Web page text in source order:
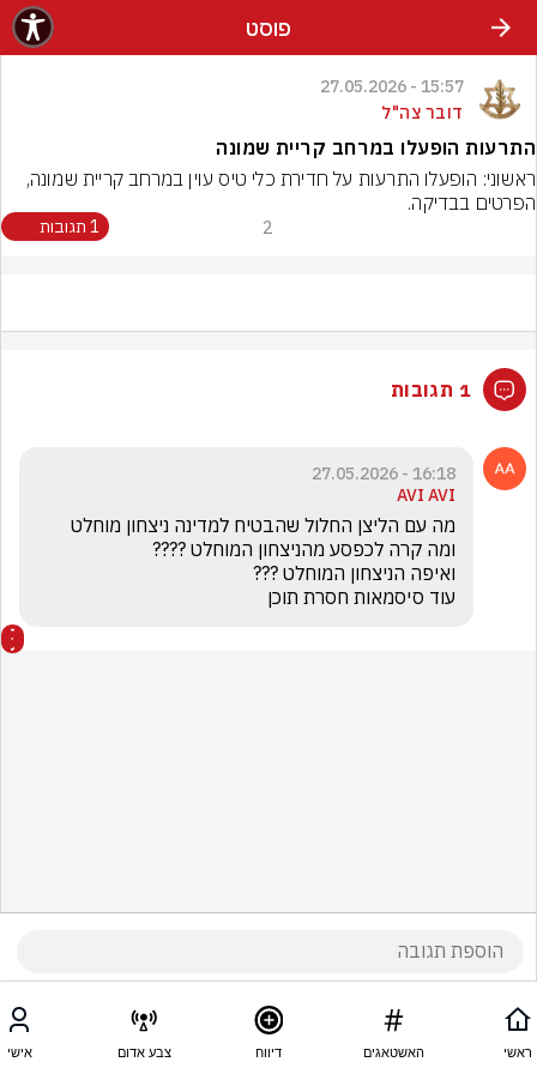
פוסט
15:57 - 27.05.2026
דובר צה"ל
התרעות הופעלו במרחב קריית שמונה
הפרטים בבדיקה.
2 1 תגובות
1 תגובות
16:18 - 27.05.2026
AVI AVI
עוד סיסמאות חסרת תוכן
ראשי האשטאגים דיווח צבע אדום אישי